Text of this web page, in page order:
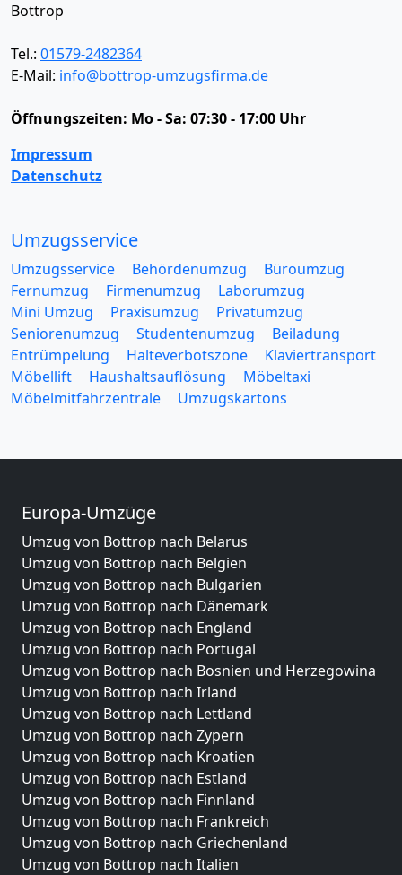
Bottrop
Tel.: 01579-2482364
E-Mail: info@bottrop-umzugsfirma.de
Öffnungszeiten: Mo - Sa: 07:30 - 17:00 Uhr
Impressum
Datenschutz
Umzugsservice
Umzugsservice Behördenumzug
Büroumzug
Fernumzug
Firmenumzug
Laborumzug
Mini Umzug
Praxisumzug
Privatumzug
Seniorenumzug
Studentenumzug
Beiladung
Entrümpelung
Halteverbotszone
Klaviertransport
Möbellift
Haushaltsauflösung
Möbeltaxi
Möbelmitfahrzentrale
Umzugskartons
Europa-Umzüge
Umzug von Bottrop nach Belarus
Umzug von Bottrop nach Belgien
Umzug von Bottrop nach Bulgarien
Umzug von Bottrop nach Dänemark
Umzug von Bottrop nach England
Umzug von Bottrop nach Portugal
Umzug von Bottrop nach Bosnien und Herzegowina
Umzug von Bottrop nach Irland
Umzug von Bottrop nach Lettland
Umzug von Bottrop nach Zypern
Umzug von Bottrop nach Kroatien
Umzug von Bottrop nach Estland
Umzug von Bottrop nach Finnland
Umzug von Bottrop nach Frankreich
Umzug von Bottrop nach Griechenland
Umzug von Bottrop nach Italien